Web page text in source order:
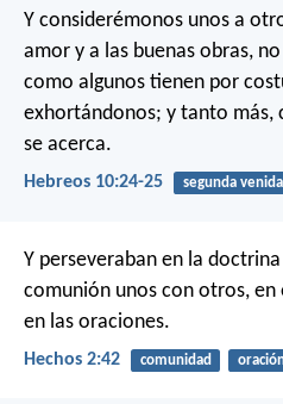
Y considerémonos unos a
amor y a las buenas obras,
como algunos tienen por
exhortándonos; y tanto más,
se acerca.
Hebreos 10:24-25 segunda venida
Y perseveraban en la
comunión unos con otros,
en las oraciones.
Hechos 2:42 comunidad